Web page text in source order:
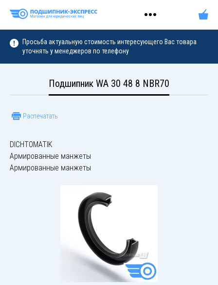
Просьба актуальную стоимость интересующего Вас товара
уточнять у менеджеров по телефону
Подшипник WA 30 48 8 NBR70
Распечатать
DICHTOMATIK
Армированные манжеты
Армированные манжеты